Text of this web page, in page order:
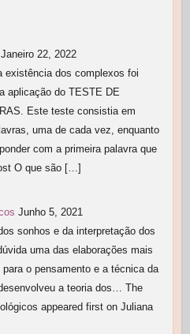
Janeiro 22, 2022
existência dos complexos foi
aplicação do TESTE DE
Este teste consistia em
uma de cada vez, enquanto
com a primeira palavra que
O que são […]
Junho 5, 2021
sonhos e da interpretação dos
uma das elaborações mais
o pensamento e a técnica da
a teoria dos… The
appeared first on Juliana